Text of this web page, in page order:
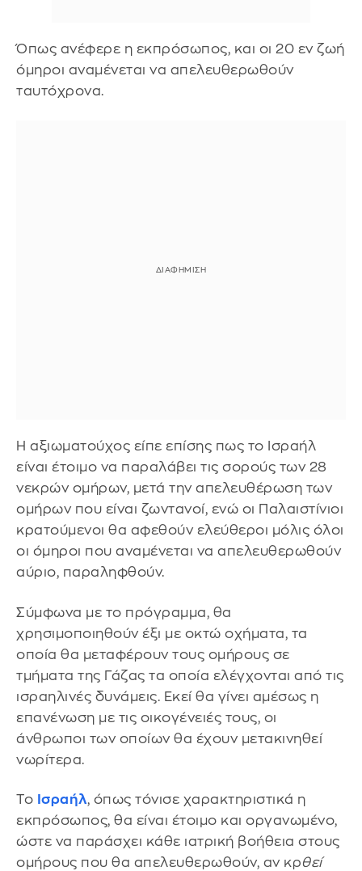
Όπως ανέφερε η εκπρόσωπος, και οι 20 εν ζωή
όμηροι αναμένεται να απελευθερωθούν
ταυτόχρονα.
Η αξιωματούχος είπε επίσης πως το Ισραήλ
είναι έτοιμο να παραλάβει τις σορούς των 28
νεκρών ομήρων, μετά την απελευθέρωση των
ομήρων που είναι ζωντανοί, ενώ οι Παλαιστίνιοι
κρατούμενοι θα αφεθούν ελεύθεροι μόλις όλοι
οι όμηροι που αναμένεται να απελευθερωθούν
αύριο, παραληφθούν.
Σύμφωνα με το πρόγραμμα, θα
χρησιμοποιηθούν έξι με οκτώ οχήματα, τα
οποία θα μεταφέρουν τους ομήρους σε
τμήματα της Γάζας τα οποία ελέγχονται από τις
ισραηλινές δυνάμεις. Εκεί θα γίνει αμέσως η
επανένωση με τις οικογένειές τους, οι
άνθρωποι των οποίων θα έχουν μετακινηθεί
νωρίτερα.
Το Ισραήλ, όπως τόνισε χαρακτηριστικά η
εκπρόσωπος, θα είναι έτοιμο και οργανωμένο,
ώστε να παράσχει κάθε ιατρική βοήθεια στους
ομήρους που θα απελευθερωθούν, αν κρθεί